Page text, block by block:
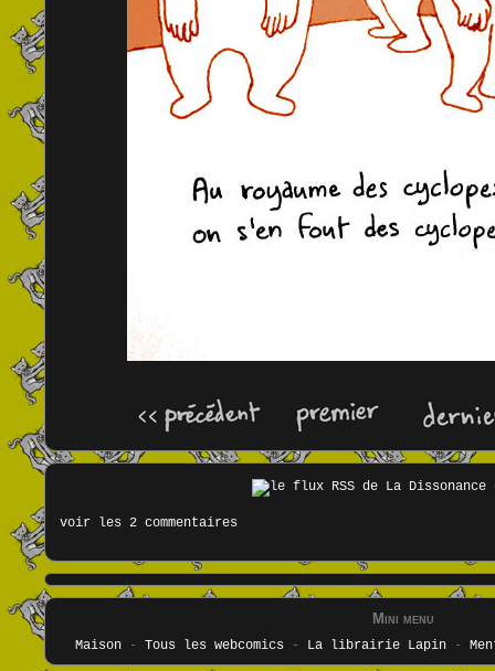
voir les 2 commentaires
Mini menu
Maison- Tous les webcomics - La librairie Lapin-